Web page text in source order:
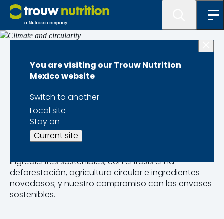
You are visiting our Trouw Nutrition
Mexico website
Switch to another
Local site
Stay on
Current site
Clima y
circularidad
Nuestro pilar de clima y circularidad se centra en
ingredientes sostenibles, con énfasis en la
deforestación, agricultura circular e ingredientes
novedosos; y nuestro compromiso con los envases
sostenibles.